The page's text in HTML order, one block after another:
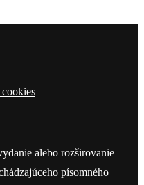
alebo rozširovanie
písomného